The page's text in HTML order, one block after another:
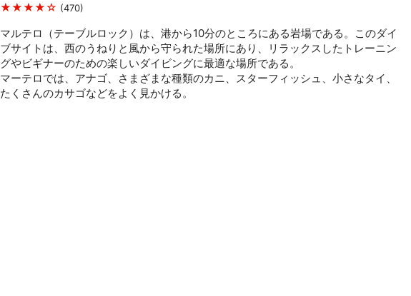
★★★★☆ (470)
マルテロ（テーブルロック）は、港から10分のところにある岩場である。このダイ
ブサイトは、西のうねりと風から守られた場所にあり、リラックスしたトレーニン
グやビギナーのための楽しいダイビングに最適な場所である。
マーテロでは、アナゴ、さまざまな種類のカニ、スターフィッシュ、小さなタイ、
たくさんのカサゴなどをよく見かける。